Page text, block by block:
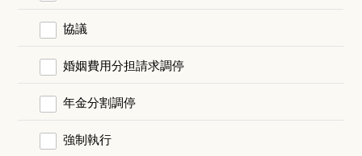
協議
婚姻費用分担請求調停
年金分割調停
強制執行